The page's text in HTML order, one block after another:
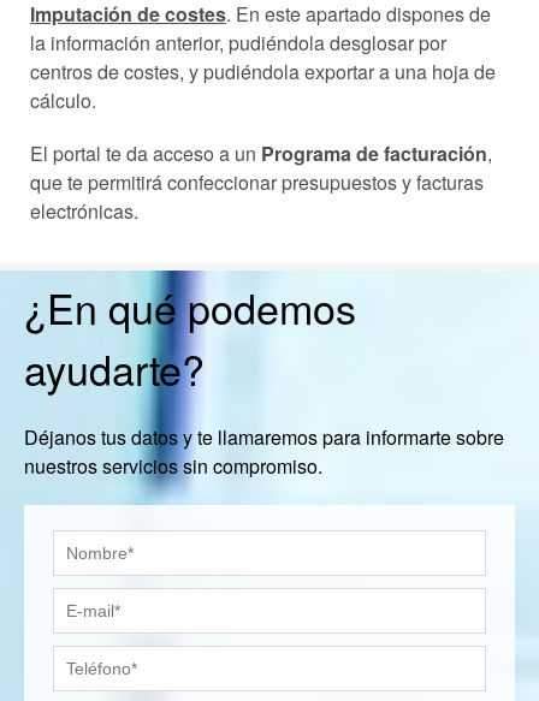
Imputación de costes. En este apartado dispones de
la información anterior, pudiéndola desglosar por
centros de costes, y pudiéndola exportar a una hoja de
cálculo.
El portal te da acceso a un Programa de facturación,
que te permitirá confeccionar presupuestos y facturas
electrónicas.
¿En qué podemos
ayudarte?
Déjanos tus datos y te llamaremos para informarte sobre
nuestros servicios sin compromiso.